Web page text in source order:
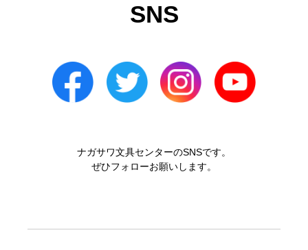
SNS
ナガサワ文具センターのSNSです。
ぜひフォローお願いします。